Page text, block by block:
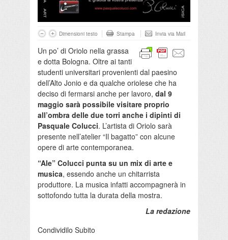
Dimensioni testo Stampa Invia via Mail
Un po’ di Oriolo nella grassa
e dotta Bologna. Oltre ai tanti
studenti universitari provenienti dal paesino
dell’Alto Jonio e da qualche oriolese che ha
deciso di fermarsi anche per lavoro, dal 9
maggio sarà possibile visitare proprio
all’ombra delle due torri anche i dipinti di
Pasquale Colucci. L’artista di Oriolo sarà
presente nell’atelier “Il bagatto” con alcune
opere di arte contemporanea.
“Ale” Colucci punta su un mix di arte e
musica, essendo anche un chitarrista
produttore. La musica infatti accompagnerà in
sottofondo tutta la durata della mostra.
La redazione
Condividilo Subito